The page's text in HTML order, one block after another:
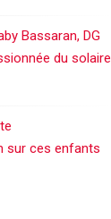
Bassaran, DG
du solaire
sur ces enfants